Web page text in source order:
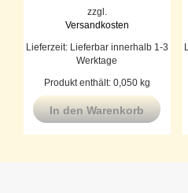
zzgl.
Versandkosten
Lieferzeit:
Lieferbar innerhalb 1-3
Werktage
Produkt enthält: 0,050 kg
In den Warenkorb